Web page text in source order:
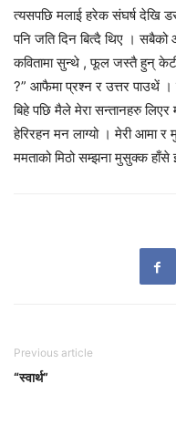
त्यसपछि मलाई हरेक संघर्ष देखि
पनि जति दिन बित्दै थिए । सबैको
कवितामा सुन्थे , फूल जस्तै हुन्
?” आफैमा प्रश्न र उत्तर पाउथें
बिहे पछि मैले मेरा सन्तानहरु
हेरिरहन मन लाग्यो । मेरी आमा र
ममताको मिठो सम्झना मुसुक्क
Previous article
“स्वार्थ”